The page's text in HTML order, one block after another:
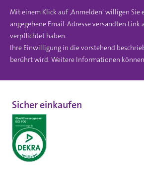
Mit einem Klick auf ‚Anmelden‘ willigen
angegebene Email-Adresse versandten
verpflichtet haben.
Ihre Einwilligung in die vorstehend
berührt wird. Weitere Informationen
Sicher einkaufen